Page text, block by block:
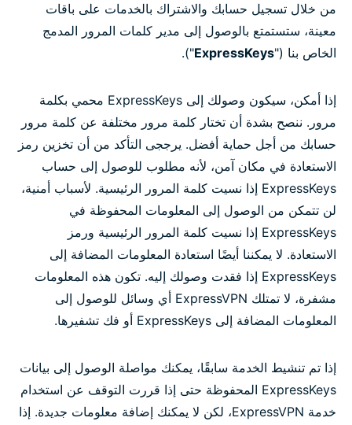
من خلال تسجيل حسابك والاشتراك بالخدمات على باقات
معينة، ستستمتع بالوصول إلى مدير كلمات المرور المدمج
الخاص بنا ("ExpressKeys
").
إذا أمكن، سيكون وصولك إلى ExpressKeys محمي بكلمة
مرور. ننصح بشدة أن تختار كلمة مرور مختلفة عن كلمة مرور
حسابك من أجل حماية أفضل. يرججى التأكد من أن تخزين رمز
الاستعادة في مكان آمن، لأنه مطلوب للوصول إلى حساب
ExpressKeys إذا نسيت كلمة المرور الرئيسية. لأسباب أمنية،
لن تتمكن من الوصول إلى المعلومات المحفوظة في
ExpressKeys إذا نسيت كلمة المرور الرئيسية ورمز
الاستعادة. لا يمكننا أيضًا استعادة المعلومات المضافة إلى
ExpressKeys إذا فقدت وصولك إليه. تكون هذه المعلومات
مشفرة، لا تمتلك ExpressVPN أي وسائل للوصول إلى
المعلومات المضافة إلى ExpressKeys أو فك تشفيرها.
إذا تم تنشيط الخدمة سابقًا، يمكنك مواصلة الوصول إلى بيانات
ExpressKeys المحفوظة حتى إذا قررت التوقف عن استخدام
خدمة ExpressVPN، لكن لا يمكنك إضافة معلومات جديدة. إذا